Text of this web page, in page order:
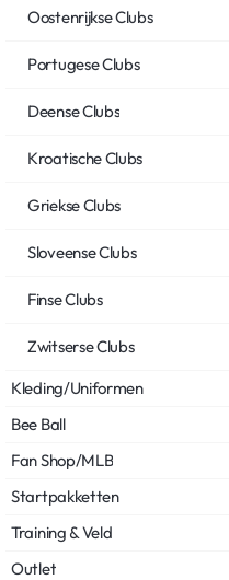
Oostenrijkse Clubs
Portugese Clubs
Deense Clubs
Kroatische Clubs
Griekse Clubs
Sloveense Clubs
Finse Clubs
Zwitserse Clubs
Kleding/Uniformen
Bee Ball
Fan Shop/MLB
Startpakketten
Training & Veld
Outlet